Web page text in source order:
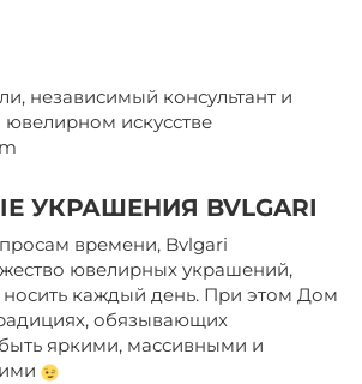
независимый консультант и
ювелирном искусстве
УКРАШЕНИЯ BVLGARI
времени, Bvlgari
ювелирных украшений,
каждый день. При этом Дом
обязывающих
яркими, массивными и